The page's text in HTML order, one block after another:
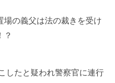
場の義父は法の裁きを受け
？
したと疑われ警察官に連行